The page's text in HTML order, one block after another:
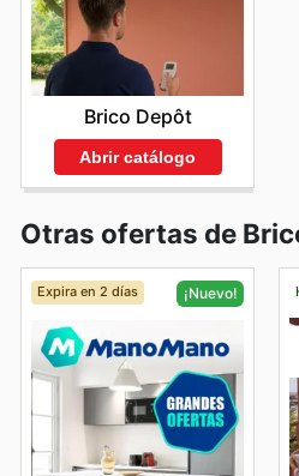
Brico Depôt
Abrir catálogo
Otras ofertas de
Expira en 2 días ¡Nuevo!